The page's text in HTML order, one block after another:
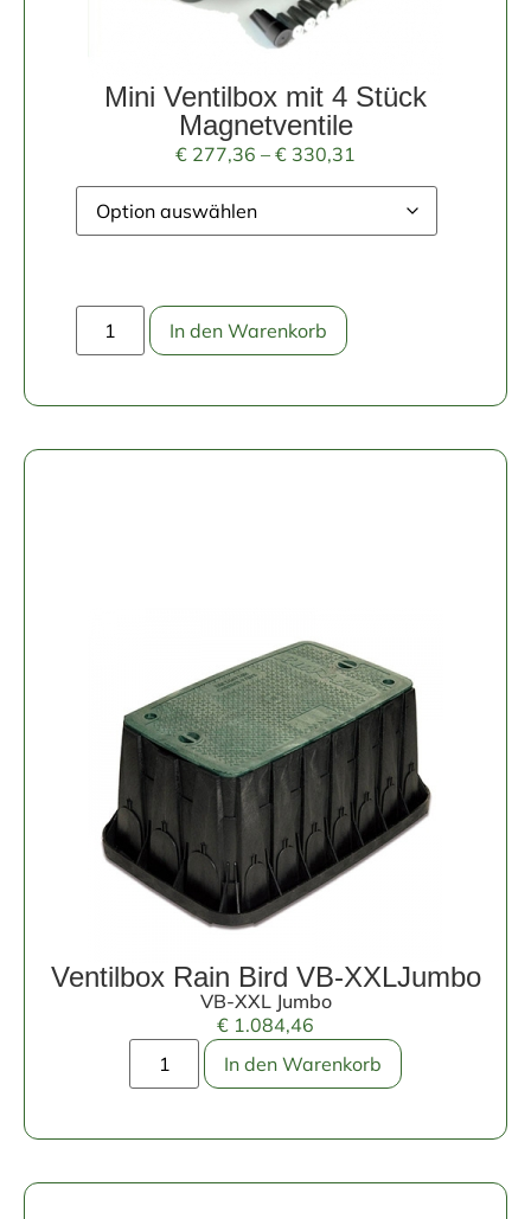
Mini Ventilbox mit 4 Stück
Magnetventile
€ 277,36 – € 330,31
In den Warenkorb
Ventilbox Rain Bird VB-XXLJumbo
VB-XXL Jumbo
€ 1.084,46
In den Warenkorb